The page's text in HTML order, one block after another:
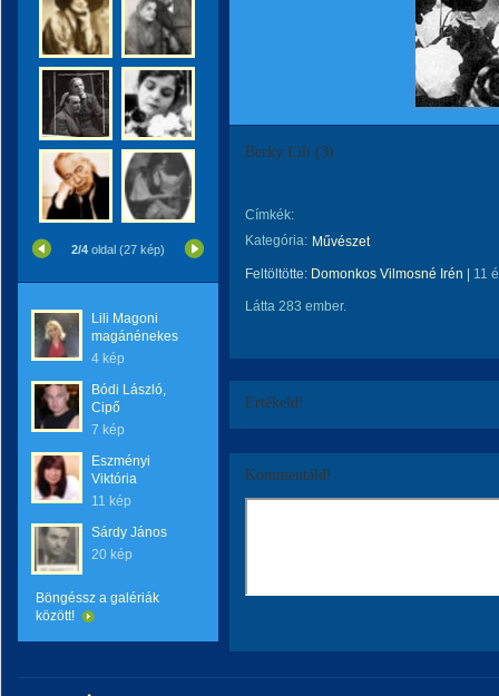
2/4 oldal (27 kép)
Lili Magoni
magánénekes
4 kép
Bódi László,
Cipő
7 kép
Eszményi
Viktória
11 kép
Sárdy János
20 kép
Böngéssz a galériák
között!
Berky Lili (3)
Címkék:
Kategória: Művészet
Feltöltötte: Domonkos Vilmosné Irén 11
Látta 283 ember.
Értékeld!
Kommentáld!